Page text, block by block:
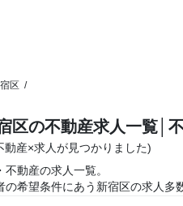
区 /
区の不動産求人一覧 │
動産×求人が見つかりました)
動産の求人一覧。
の希望条件にあう新宿区の求人多